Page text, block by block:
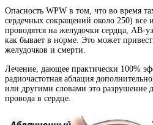
Опасность WPW в том, что во время
сердечных сокращений около 250) все
проводятся на желудочки сердца, АВ-
как бывает в норме. Это может
желудочков и смерти.
Лечение, дающее практически 100%
радиочастотная аблация
или другими словами это разрушение
провода в сердце.